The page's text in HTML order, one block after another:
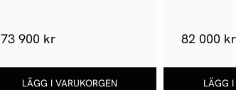
73 900 kr 82 000 kr